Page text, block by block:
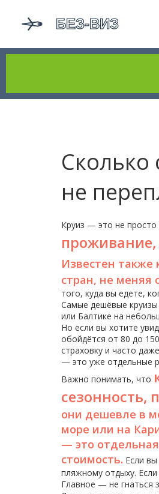
Сколько
не
Круиз — это не просто
проживание,
Известен также
стран, не меняя
того, куда вы едете,
Самые дешёвые
или Балтике на
Но если вы хотите
обойдётся от 80 до
страховку и часто
— это уже отдельные
Важно понимать, что
сезонность,
они дешевле в
море или на
— это
стоимость. Если
пляжному отдыху.
Главное — не гнаться